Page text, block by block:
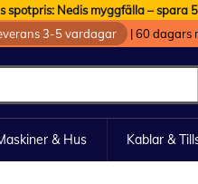
spotpris: Nedis myggfälla – spara
3-5 vardagar |60 dagars
& Hus Kablar &